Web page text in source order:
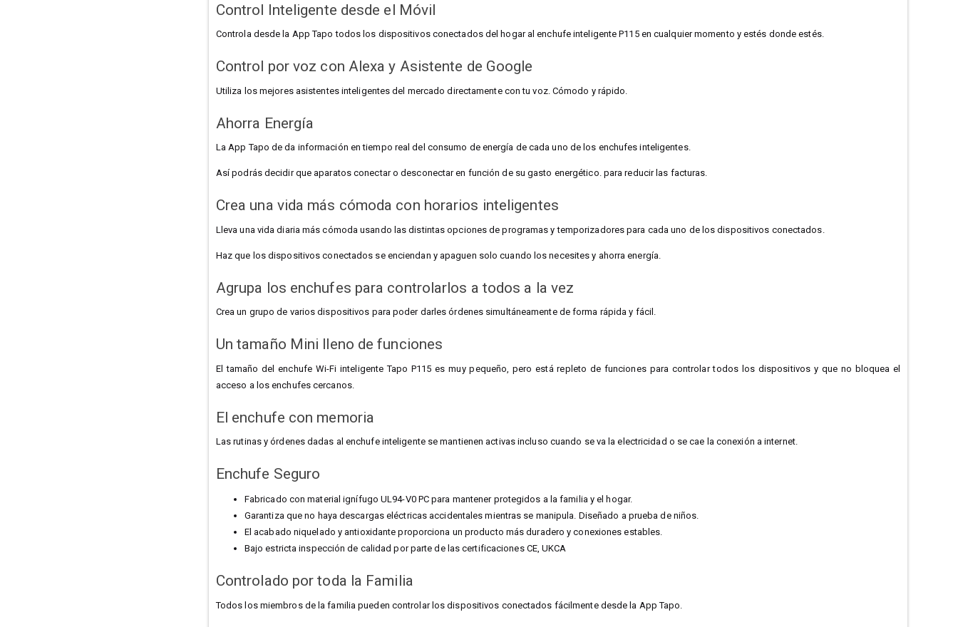
Control Inteligente desde el Móvil
Controla desde la App Tapo todos los dispositivos conectados del hogar al enchufe inteligente P115 en cualquier momento y estés donde estés.
Control por voz con Alexa y Asistente de Google
Utiliza los mejores asistentes inteligentes del mercado directamente con tu voz. Cómodo y rápido.
Ahorra Energía
La App Tapo de da información en tiempo real del consumo de energía de cada uno de los enchufes inteligentes.
Así podrás decidir que aparatos conectar o desconectar en función de su gasto energético. para reducir las facturas.
Crea una vida más cómoda con horarios inteligentes
Lleva una vida diaria más cómoda usando las distintas opciones de programas y temporizadores para cada uno de los dispositivos conectados.
Haz que los dispositivos conectados se enciendan y apaguen solo cuando los necesites y ahorra energía.
Agrupa los enchufes para controlarlos a todos a la vez
Crea un grupo de varios dispositivos para poder darles órdenes simultáneamente de forma rápida y fácil.
Un tamaño Mini lleno de funciones
El tamaño del enchufe Wi-Fi inteligente Tapo P115 es muy pequeño, pero está repleto de funciones para controlar todos los dispositivos y que no bloquea el
acceso a los enchufes cercanos.
El enchufe con memoria
Las rutinas y órdenes dadas al enchufe inteligente se mantienen activas incluso cuando se va la electricidad o se cae la conexión a internet.
Enchufe Seguro
Fabricado con material ignífugo UL94-V0 PC para mantener protegidos a la familia y el hogar.
Garantiza que no haya descargas eléctricas accidentales mientras se manipula. Diseñado a prueba de niños.
El acabado niquelado y antioxidante proporciona un producto más duradero y conexiones estables.
Bajo estricta inspección de calidad por parte de las certificaciones CE, UKCA
Controlado por toda la Familia
Todos los miembros de la familia pueden controlar los dispositivos conectados fácilmente desde la App Tapo.